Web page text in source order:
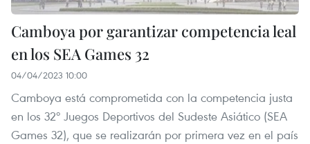
Camboya por garantizar competencia leal
en los SEA Games 32
04/04/2023 10:00
Camboya está comprometida con la competencia justa
en los 32º Juegos Deportivos del Sudeste Asiático (SEA
Games 32), que se realizarán por primera vez en el país